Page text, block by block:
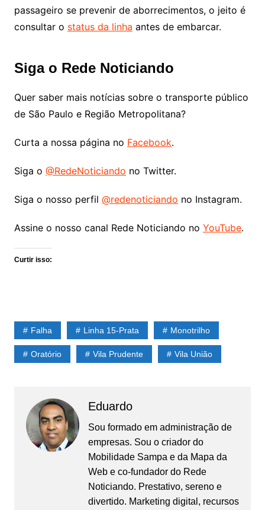
passageiro se prevenir de aborrecimentos, o jeito é
consultar o status da linha antes de embarcar.
Siga o Rede Noticiando
Quer saber mais notícias sobre o transporte público
de São Paulo e Região Metropolitana?
Curta a nossa página no Facebook.
Siga o @RedeNoticiando no Twitter.
Siga o nosso perfil @redenoticiando no Instagram.
Assine o nosso canal Rede Noticiando no YouTube.
Curtir isso:
Falha Linha 15-Prata Monotrilho
Oratório Vila Prudente Vila União
Eduardo
Sou formado em administração de
empresas. Sou o criador do
Mobilidade Sampa e da Mapa da
Web e co-fundador do Rede
Noticiando. Prestativo, sereno e
divertido. Marketing digital, recursos